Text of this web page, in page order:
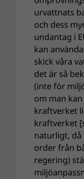
urvattnats
och dess
undantag i
kan
skick våra
det är så
(inte för
om man
kraftverket
kraftverket
naturligt, då
order från
regering)